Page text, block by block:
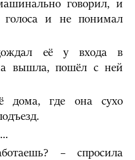
говорил, и
и не понимал
её у входа в
вышла, пошёл с ней
где она сухо
– спросила